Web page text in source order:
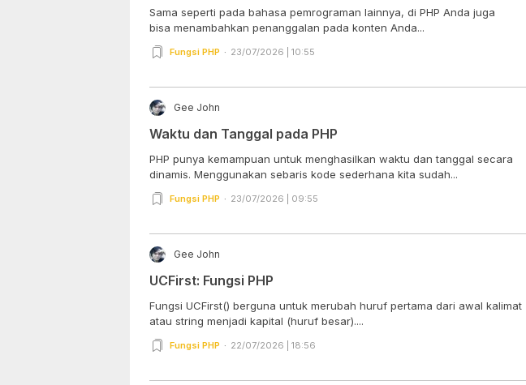
Sama seperti pada bahasa pemrograman lainnya, di PHP Anda juga
bisa menambahkan penanggalan pada konten Anda...
Fungsi PHP 23/07/2026 | 10:55
Gee John
Waktu dan Tanggal pada PHP
PHP punya kemampuan untuk menghasilkan waktu dan tanggal secara
dinamis. Menggunakan sebaris kode sederhana kita sudah...
Fungsi PHP 23/07/2026 | 09:55
Gee John
UCFirst: Fungsi PHP
Fungsi UCFirst() berguna untuk merubah huruf pertama dari awal kalimat
atau string menjadi kapital (huruf besar)....
Fungsi PHP 22/07/2026 | 18:56